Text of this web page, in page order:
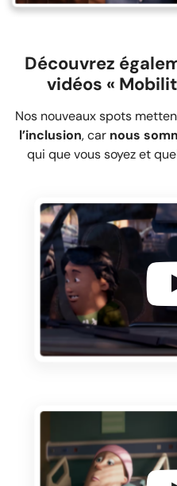
Découvrez
vidéos «
Nos nouveaux spots
l’inclusion, car nous
qui que vous soyez et